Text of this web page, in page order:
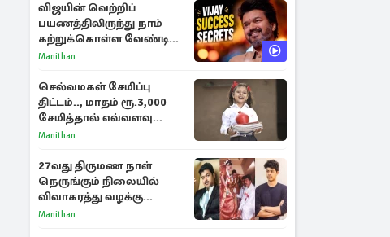
விஜயின் வெற்றிப்
பயணத்திலிருந்து நாம்
கற்றுக்கொள்ள வேண்டிய
முக்கிய 3 விடயங்கள்!
Manithan
செல்வமகள் சேமிப்பு
திட்டம்.., மாதம் ரூ.3,000
சேமித்தால் எவ்வளவு
கிடைக்கும்?
Manithan
27வது திருமண நாள்
நெருங்கும் நிலையில்
விவாகரத்து வழக்கு
வாபஸ்! விஜய்யுடன்
Manithan